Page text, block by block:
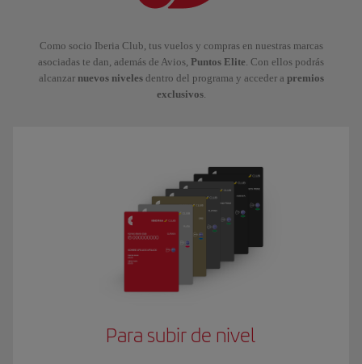
Como socio Iberia Club, tus vuelos y compras en nuestras marcas
asociadas te dan, además de Avios, Puntos Elite. Con ellos podrás
alcanzar nuevos nivelesdentro del programa y acceder a premios
exclusivos.
Para subir de nivel